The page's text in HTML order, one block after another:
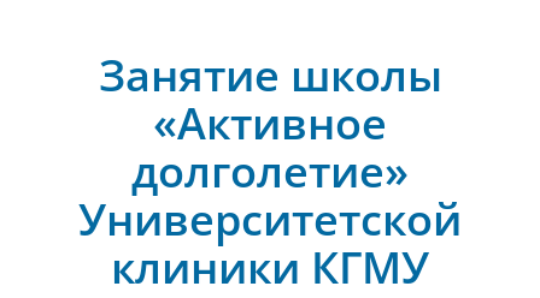
Занятие школы
«Активное
долголетие»
Университетской
клиники КГМУ